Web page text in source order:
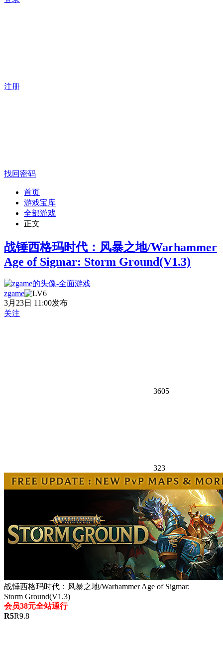
注册
找回密码
首页
游戏宝库
全部游戏
正文
战锤西格玛时代：风暴之地/Warhammer
Age of Sigmar: Storm Ground(V1.3)
zgame
3月23日 11:00发布
关注
3605
323
战锤西格玛时代：风暴之地/Warhammer Age of Sigmar:
Storm Ground(V1.3)
会员38元全站通行
R5R9.8